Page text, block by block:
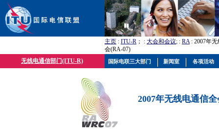
主页 : ITU-R ； : 大会和会议; : RA: 2007年
会(RA-07)
无线电通信部门(ITU-R)
2007年无线电通信
国际电联三大部门 新闻室 各项活动